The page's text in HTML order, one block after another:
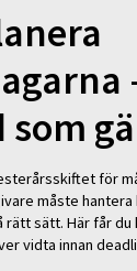
som
för
måste hantera
sätt. Här får du
vidta innan